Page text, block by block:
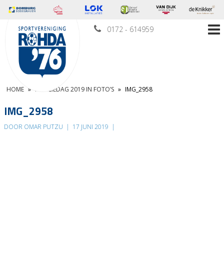
0172 - 614959
HOME » FAMILIEDAG 2019 IN FOTO’S » IMG_2958
IMG_2958
DOOR OMAR PUTZU | 17 JUNI 2019 |